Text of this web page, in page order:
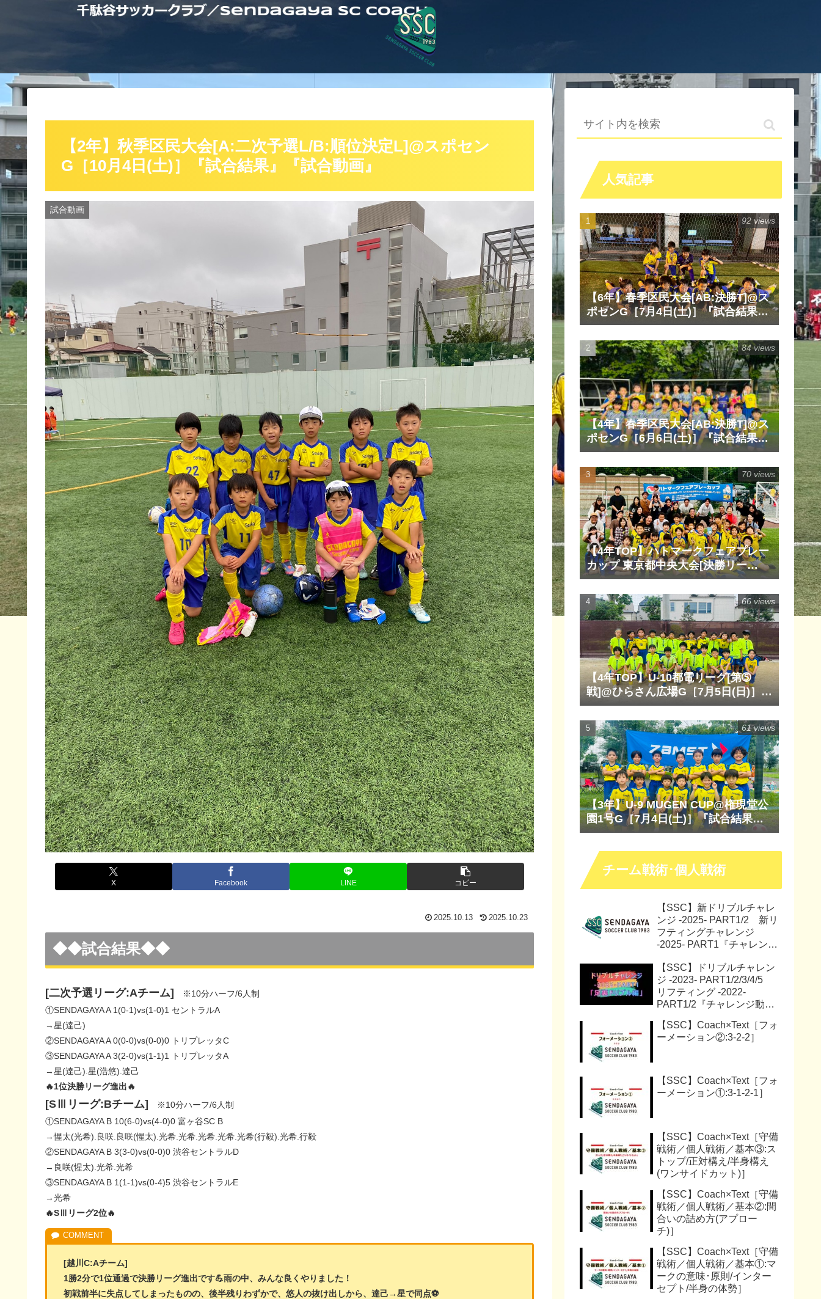
【2年】秋季区民大会[A:二次予選L/B:順位決定L]@スポセン
G［10月4日(土)］『試合結果』『試合動画』
試合動画
X Facebook LINE コピー
2025.10.13 2025.10.23
◆◆試合結果◆◆
[二次予選リーグ:Aチーム] ※10分ハーフ/6人制
①SENDAGAYA A 1(0-1)vs(1-0)1 セントラルA
→星(達己)
②SENDAGAYA A 0(0-0)vs(0-0)0 トリプレッタC
③SENDAGAYA A 3(2-0)vs(1-1)1 トリプレッタA
→星(達己).星(浩悠).達己
🔥1位決勝リーグ進出🔥
[SⅢリーグ:Bチーム] ※10分ハーフ/6人制
①SENDAGAYA B 10(6-0)vs(4-0)0 富ヶ谷SC B
→惺太(光希).良咲.良咲(惺太).光希.光希.光希.光希.光希(行毅).光希.行毅
②SENDAGAYA B 3(3-0)vs(0-0)0 渋谷セントラルD
→良咲(惺太).光希.光希
③SENDAGAYA B 1(1-1)vs(0-4)5 渋谷セントラルE
→光希
🔥SⅢリーグ2位🔥
[越川C:Aチーム]
1勝2分で1位通過で決勝リーグ進出です💪雨の中、みんな良くやりました！
初戦前半に失点してしまったものの、後半残りわずかで、悠人の抜け出しから、達己→星で同点⚽️
人気記事
【6年】春季区民大会[AB:決勝T]@ス
ポセンG［7月4日(土)］『試合結果』
『マッチレポート』『試合動画』
92 views
【4年】春季区民大会[AB:決勝T]@ス
ポセンG［6月6日(土)］『試合結果』
『マッチレポート』『試合動画』
84 views
【4年TOP】ハトマークフェアプレー
カップ 東京都中央大会[決勝リー
グ]@清瀬内山運動公園サッカー場
G［6月14日(日)］『試合結果』『マ
ッチレポート』『試合動画』
70 views
【4年TOP】U-10都電リーグ[第➄
戦]@ひらさん広場G［7月5日(日)］
『試合結果』『マッチレポート』
『試合動画』
66 views
【3年】U-9 MUGEN CUP@権現堂公
園1号G［7月4日(土)］『試合結果』
『マッチレポート』『試合動画』
61 views
チーム戦術･個人戦術
【SSC】新ドリブルチャレ
ンジ -2025- PART1/2 新リ
フティングチャレンジ
-2025- PART1『チャレンジ
画』
【SSC】ドリブルチャレン
ジ -2023- PART1/2/3/4/5
リフティング -2022-
PART1/2『チャレンジ動
【SSC】Coach×Text［フォ
ーメーション②:3-2-2］
【SSC】Coach×Text［フォ
ーメーション①:3-1-2-1］
【SSC】Coach×Text［守備
戦術／個人戦術／基本③:ス
トップ/正対構え/半身構え
(ワンサイドカット)］
【SSC】Coach×Text［守備
戦術／個人戦術／基本②:間
合いの詰め方(アプロー
チ)］
【SSC】Coach×Text［守備
戦術／個人戦術／基本①:マ
ークの意味･原則/インター
セプト/半身の体勢］